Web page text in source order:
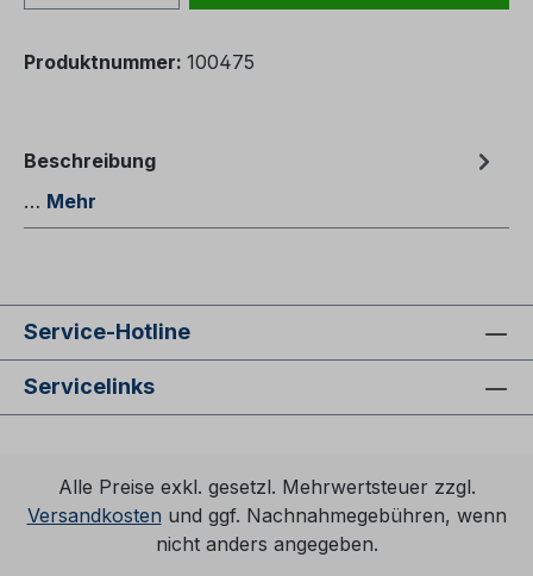
Produktnummer: 100475
Beschreibung
… Mehr
Service-Hotline
Servicelinks
Alle Preise exkl. gesetzl. Mehrwertsteuer zzgl.
Versandkosten und ggf. Nachnahmegebühren, wenn
nicht anders angegeben.